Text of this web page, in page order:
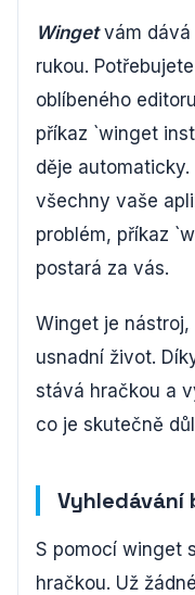
Wingetvám dává
rukou.
oblíbeného
příkaz `winget
děje
všechny vaše
problém, příkaz
postará za vás.
Winget je
usnadní život.
stává hračkou a
co je skutečně
Vyhledávání
S pomocí winget
hračkou. Už